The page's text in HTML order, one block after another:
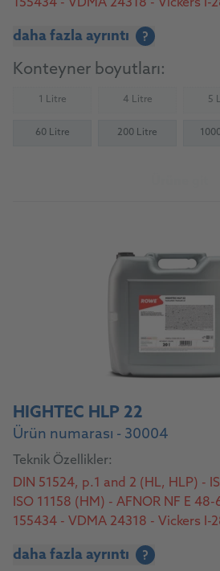
daha fazla ayrıntı ?
Konteyner boyutları:
1 Litre(Not available) 4 Litre(Not available) 5
60 Litre 200 Litre
HIGHTEC HLP 22
Ürün numarası - 30004
Teknik Özellikler:
DIN 51524, p.1 and 2 (HL, HLP) -
ISO 11158 (HM) - AFNOR NF E
155434 - VDMA 24318 - Vickers I-
daha fazla ayrıntı ?